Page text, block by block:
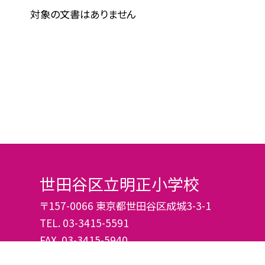
対象の文書はありません
世田谷区立明正小学校
〒157-0066 東京都世田谷区成城3-3-1
TEL. 03-3415-5591
FAX. 03-3415-5940